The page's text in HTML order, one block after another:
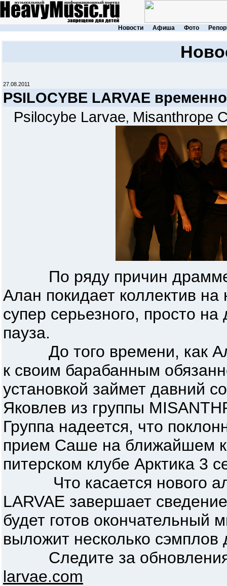
Новости Афиша Фото
27.08.2011
PSILOCYBE LARVAE
Psilocybe Larvae, Misanthrope
По ряду причин драммер
Алан покидает коллектив
супер серьезного, просто
пауза.
До того времени, как
к своим барабанным
установкой займет давний
Яковлев из группы
Группа надеется, что
прием Саше на ближайшем
питерском клубе Арктика 3
Что касается нового
LARVAE завершает
будет готов окончательный
выложит несколько
Следите за
larvae.com